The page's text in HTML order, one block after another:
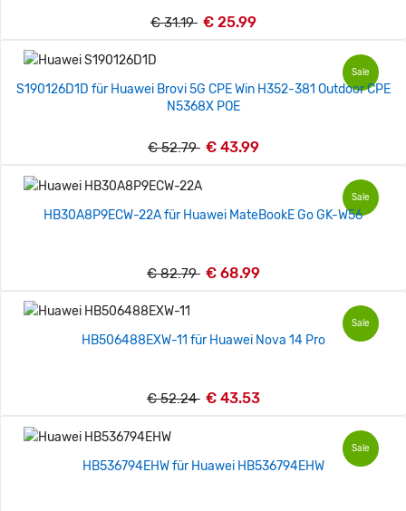
€ 31.19 € 25.99
Sale
S190126D1D für Huawei Brovi 5G CPE Win H352-381 Outdoor CPE
N5368X POE
€ 52.79 € 43.99
Sale
HB30A8P9ECW-22A für Huawei MateBookE Go GK-W56
€ 82.79 € 68.99
Sale
HB506488EXW-11 für Huawei Nova 14 Pro
€ 52.24 € 43.53
Sale
HB536794EHW für Huawei HB536794EHW